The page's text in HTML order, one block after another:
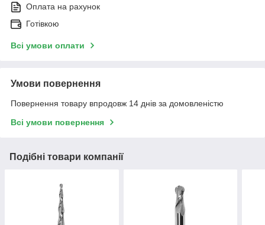
Оплата на рахунок
Готівкою
Всі умови оплати
Умови повернення
Повернення товару впродовж 14 днів за домовленістю
Всі умови повернення
Подібні товари компанії